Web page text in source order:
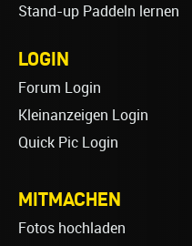
Stand-up Paddeln lernen
LOGIN
Forum Login
Kleinanzeigen Login
Quick Pic Login
MITMACHEN
Fotos hochladen